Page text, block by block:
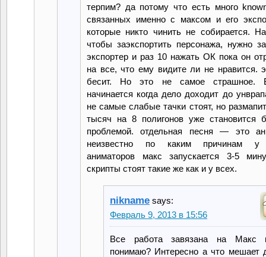
терпим? да потому что есть много
связанных именно с максом и его
которые никто чинить не собирается.
чтобы заэкспортить персонажа, нужно
экспортер и раз 10 нажать ОК пока он
на все, что ему видите ли не нравится.
бесит. Но это не самое страшное.
начинается когда дело доходит до
не самые слабые тачки стоят, но
тысяч на 8 полигонов уже становится
проблемой. отдельная песня — это
неизвестно по каким причинам у
аниматоров макс запускается 3-5
скрипты стоят такие же как и у всех.
nikname says:
Февраль 9, 2013 в 15:56
Все работа завязана на Макс
понимаю? Интересно а что мешает